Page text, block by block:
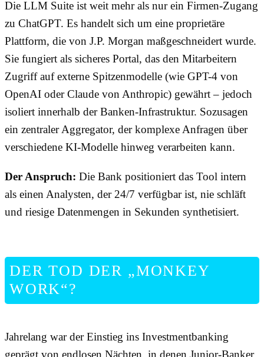
Die LLM Suite ist weit mehr als nur ein Firmen-Zugang
zu ChatGPT. Es handelt sich um eine proprietäre
Plattform, die von J.P. Morgan maßgeschneidert wurde.
Sie fungiert als sicheres Portal, das den Mitarbeitern
Zugriff auf externe Spitzenmodelle (wie GPT-4 von
OpenAI oder Claude von Anthropic) gewährt – jedoch
isoliert innerhalb der Banken-Infrastruktur. Sozusagen
ein zentraler Aggregator, der komplexe Anfragen über
verschiedene KI-Modelle hinweg verarbeiten kann.
Der Anspruch: Die Bank positioniert das Tool intern
als einen Analysten, der 24/7 verfügbar ist, nie schläft
und riesige Datenmengen in Sekunden synthetisiert.
DER TOD DER „MONKEY
WORK“?
Jahrelang war der Einstieg ins Investmentbanking